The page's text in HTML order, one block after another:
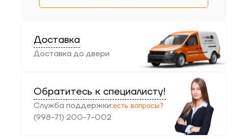
Доставка
Доставка до двери
Обратитесь к специалисту!
Служба поддержки:
(998-71) 200-7-002
есть вопросы?